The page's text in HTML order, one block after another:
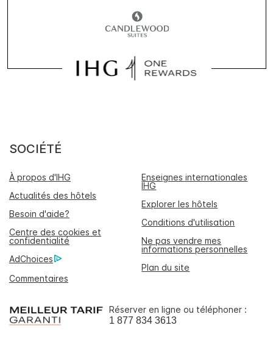
SOCIÉTÉ
À propos d'IHG
Enseignes internationales
IHG
Actualités des hôtels
Explorer les hôtels
Besoin d'aide?
Conditions d'utilisation
Centre des cookies et
confidentialité
Ne pas vendre mes
informations personnelles
AdChoices
Plan du site
Commentaires
Réserver en ligne ou téléphoner :
1 877 834 3613